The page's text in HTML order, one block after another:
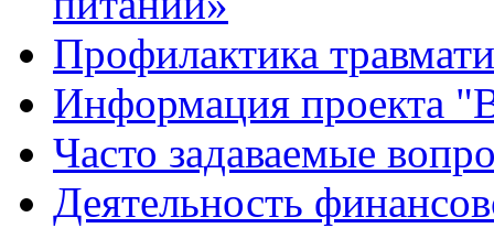
Профилактика
Информация проекта
Часто задаваемые
Деятельность